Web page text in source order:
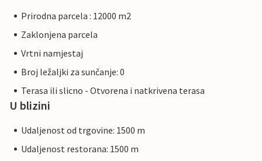
Prirodna parcela : 12000 m2
Zaklonjena parcela
Vrtni namjestaj
Broj ležaljki za sunčanje: 0
Terasa ili slicno - Otvorena i natkrivena terasa
U blizini
Udaljenost od trgovine: 1500 m
Udaljenost restorana: 1500 m